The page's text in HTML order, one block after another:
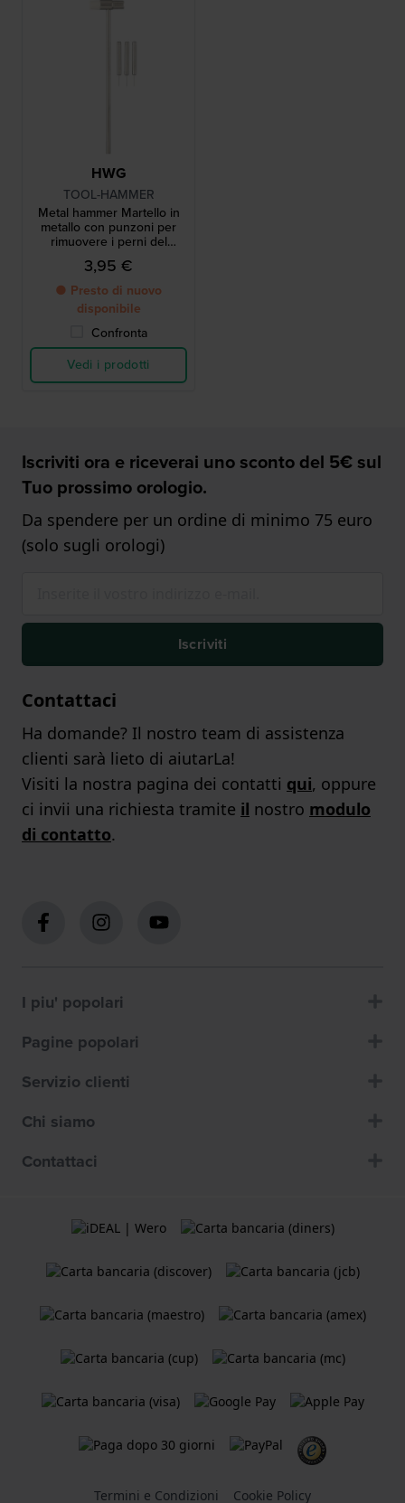
HWG
TOOL-HAMMER
Metal hammer Martello in
metallo con punzoni per
rimuovere i perni del
braccialetto
3,95 €
● Presto di nuovo
disponibile
Confronta
Vedi i prodotti
Iscriviti ora e riceverai uno sconto del 5€ sul
Tuo prossimo orologio.
Da spendere per un ordine di minimo 75 euro
(solo sugli orologi)
Iscriviti
Contattaci
Ha domande? Il nostro team di assistenza
clienti sarà lieto di aiutarLa!
Visiti la nostra pagina dei contatti qui, oppure
ci invii una richiesta tramite il nostro modulo
di contatto.
I piu' popolari
Pagine popolari
Servizio clienti
Chi siamo
Contattaci
Termini e Condizioni Cookie Policy